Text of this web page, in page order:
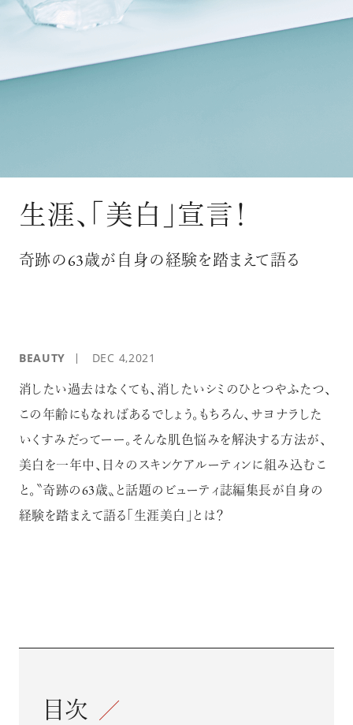
みいただけます。
登録は無料です。
一緒に『AdvancedTime』を楽しみましょう！
生涯、「美白」宣言！
奇跡の63歳が自身の経験を踏まえて語る
BEAUTY DEC 4,2021
消したい過去はなくても、消したいシミのひとつやふたつ、
この年齢にもなればあるでしょう。もちろん、サヨナラした
いくすみだってーー。そんな肌色悩みを解決する方法が、
美白を一年中、日々のスキンケアルーティンに組み込むこ
と。〝奇跡の63歳〟と話題のビューティ誌編集長が自身の
経験を踏まえて語る「生涯美白」とは？
目次